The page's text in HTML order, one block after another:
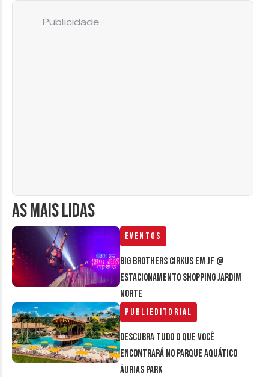
AS MAIS LIDAS
Eventos
Big Brothers Cirkus em JF @
estacionamento Shopping Jardim
Norte
Publieditorial
Descubra tudo o que você
encontrará no parque aquático
Áurias Park
Publicidade